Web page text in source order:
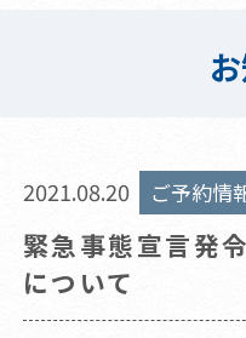
2021.08.20 ご予約情
緊急事態宣言発
について